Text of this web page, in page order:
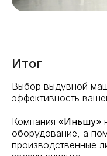
Итог
Выбор выдувной
эффективность
Компания «Иньшу»
оборудование, а
производственные